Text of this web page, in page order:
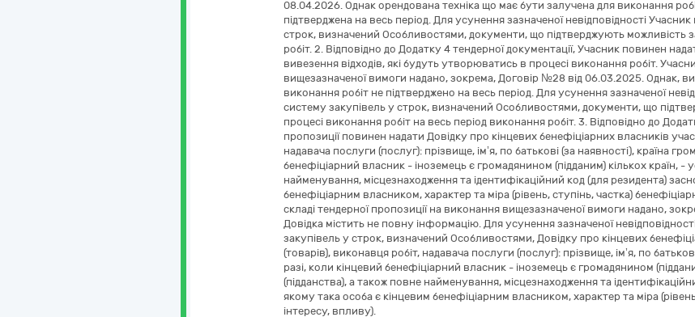
08.04.2026. Однак орендована техніка що має бути залучена для виконання
підтверджена на весь період. Для усунення зазначеної невідповідності
строк, визначений Особливостями, документи, що підтверджують можливість
робіт. 2. Відповідно до Додатку 4 тендерної документації, Учасник повинен
вивезення відходів, які будуть утворюватись в процесі виконання робіт.
вищезазначеної вимоги надано, зокрема, Договір №28 від 06.03.2025. Однак,
виконання робіт не підтверджено на весь період. Для усунення зазначеної
систему закупівель у строк, визначений Особливостями, документи, що
процесі виконання робіт на весь період виконання робіт. 3. Відповідно до
пропозиції повинен надати Довідку про кінцевих бенефіціарних власників
надавача послуги (послуг): прізвище, ім’я, по батькові (за наявності), країна
бенефіціарний власник - іноземець є громадянином (підданим) кількох країн, -
найменування, місцезнаходження та ідентифікаційний код (для резидента)
бенефіціарним власником, характер та міра (рівень, ступінь, частка)
складі тендерної пропозиції на виконання вищезазначеної вимоги надано,
Довідка містить не повну інформацію. Для усунення зазначеної
закупівель у строк, визначений Особливостями, Довідку про кінцевих
(товарів), виконавця робіт, надавача послуги (послуг): прізвище, ім’я, по
разі, коли кінцевий бенефіціарний власник - іноземець є громадянином
(підданства), а також повне найменування, місцезнаходження та
якому така особа є кінцевим бенефіціарним власником, характер та міра
інтересу, впливу).